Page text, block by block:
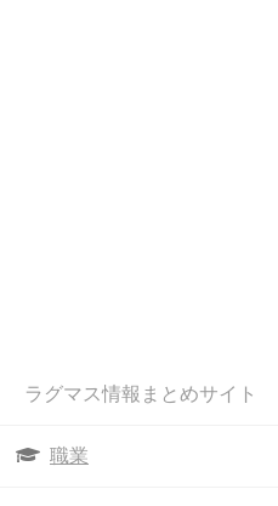
ラグマス情報まとめサイト
職業